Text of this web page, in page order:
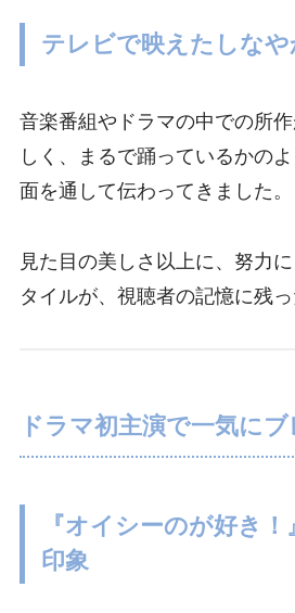
テレビで映えたしなや
音楽番組やドラマの中での所
しく、まるで踊っているかの
面を通して伝わってきました。
見た目の美しさ以上に、努力
タイルが、視聴者の記憶に残っ
ドラマ初主演で一気にブ
『オイシーのが好き
印象